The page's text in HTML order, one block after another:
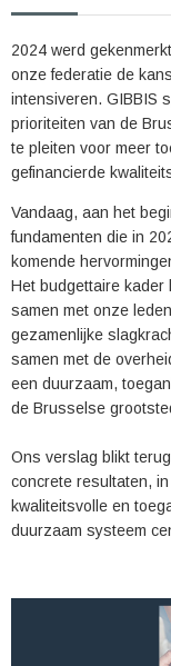
2024 werd
onze federatie de
intensiveren. GIBBIS
prioriteiten van de
te pleiten voor meer
gefinancierde
Vandaag, aan het
fundamenten die in
komende
Het budgettaire kader
samen met onze
gezamenlijke
samen met de
een duurzaam,
de Brusselse
Ons verslag blikt
concrete resultaten,
kwaliteitsvolle en
duurzaam systeem